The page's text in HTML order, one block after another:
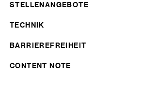
STELLENANGEBOTE
TECHNIK
BARRIEREFREIHEIT
CONTENT NOTE